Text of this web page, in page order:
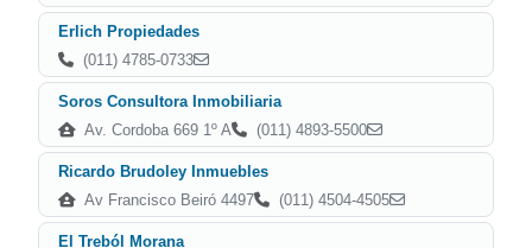
Erlich Propiedades
(011) 4785-0733
Soros Consultora Inmobiliaria
Av. Cordoba 669 1º A
(011) 4893-5500
Ricardo Brudoley Inmuebles
Av Francisco Beiró 4497
(011) 4504-4505
El Treból Morana